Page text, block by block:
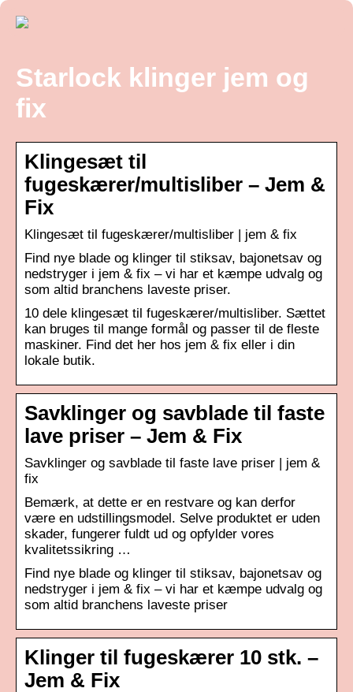
Starlock klinger jem og
fix
Klingesæt til
fugeskærer/multisliber – Jem &
Fix
Klingesæt til fugeskærer/multisliber | jem & fix
Find nye blade og klinger til stiksav, bajonetsav og
nedstryger i jem & fix – vi har et kæmpe udvalg og
som altid branchens laveste priser.
10 dele klingesæt til fugeskærer/multisliber. Sættet
kan bruges til mange formål og passer til de fleste
maskiner. Find det her hos jem & fix eller i din
lokale butik.
Savklinger og savblade til faste
lave priser – Jem & Fix
Savklinger og savblade til faste lave priser | jem &
fix
Bemærk, at dette er en restvare og kan derfor
være en udstillingsmodel. Selve produktet er uden
skader, fungerer fuldt ud og opfylder vores
kvalitetssikring …
Find nye blade og klinger til stiksav, bajonetsav og
nedstryger i jem & fix – vi har et kæmpe udvalg og
som altid branchens laveste priser
Klinger til fugeskærer 10 stk. –
Jem & Fix